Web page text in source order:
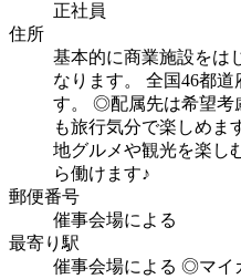
正社員
住所
基本的に商業施設をは
なります。
全国46都道
す。
◎配属先は希望考
も旅行気分で楽しめま
地グルメや観光を楽し
ら働けます♪
郵便番号
催事会場による
最寄り駅
催事会場による ◎マイ